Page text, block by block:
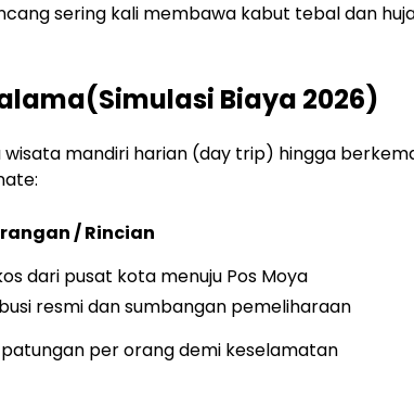
sering kali membawa kabut tebal dan
Biaya 2026)
mandiri harian (day trip) hingga
/ Rincian
dari pusat kota menuju Pos Moya
resmi dan sumbangan pemeliharaan
per orang demi keselamatan